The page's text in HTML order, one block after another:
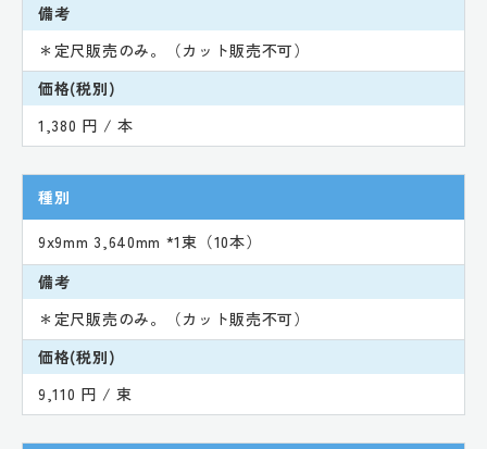
備考
＊定尺販売のみ。（カット販売不可）
価格(税別)
1,380 円 / 本
種別
9x9mm 3,640mm *1束（10本）
備考
＊定尺販売のみ。（カット販売不可）
価格(税別)
9,110 円 / 束